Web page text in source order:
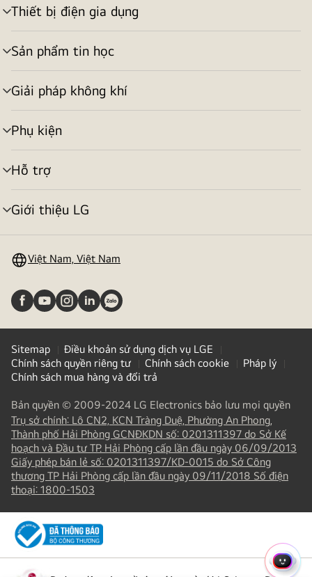
Thiết bị điện gia dụng
bật/tắt
menu
Sản phẩm tin học
bật/tắt
menu
Giải pháp không khí
bật/tắt
menu
Phụ kiện
bật/tắt
menu
Hỗ trợ
bật/tắt
menu
Giới thiệu LG
bật/tắt
Việt Nam, Việt Nam
Sitemap
Điều khoản sử dụng dịch vụ LGE
Chính sách quyền riêng tư
Chính sách cookie
Pháp lý
Chính sách mua hàng và đổi trả
Bản quyền © 2009-2024 LG Electronics bảo lưu mọi quyền
Trụ sở chính: Lô CN2, KCN Tràng Duệ, Phường An Phong,
Thành phố Hải Phòng GCNĐKDN số: 0201311397 do Sở Kế
hoạch và Đầu tư TP. Hải Phòng cấp lần đầu ngày 06/09/2013
Giấy phép bán lẻ số: 0201311397/KD-0015 do Sở Công
thương TP Hải Phòng cấp lần đầu ngày 09/11/2018 Số điện
thoại: 1800-1503
a
new
tab
MENU